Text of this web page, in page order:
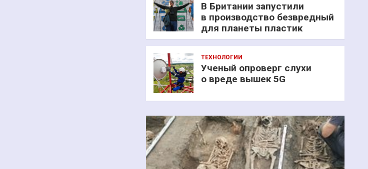
В Британии запустили
в производство безвредный
для планеты пластик
ТЕХНОЛОГИИ
Ученый опроверг слухи
о вреде вышек 5G